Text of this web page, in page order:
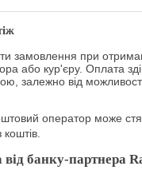
замовлення при
або кур'єру. Оплата
залежно від
оператор може
коштів.
банку-партнера